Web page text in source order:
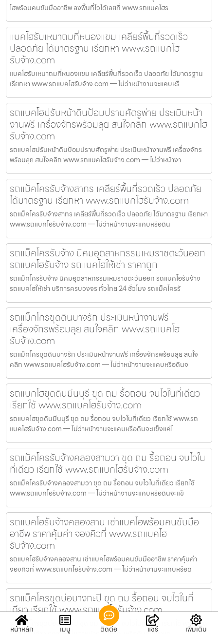
โฮพร้อมคนขับมืออาชีพ ลงพื้นที่ไวได้เลยที่ www.รถแบคโฮร
แบคโฮรับเหมาถมที่หนองแขม เคลียร์พื้นที่รวดเร็ว
ปลอดภัย ได้มาตรฐาน เรียกหา www.รถแบคโฮ
รับจ้าง.com
แบคโฮรับเหมาถมที่หนองแขม เคลียร์พื้นที่รวดเร็ว ปลอดภัย ได้มาตรฐาน
เรียกหา www.รถแบคโฮรับจ้าง.com — ไม่ว่าหน้างานจะแคบหรื
รถแบคโฮปรับหน้าดินป้อมปราบศัตรูพ่าย ประเมินหน้า
งานฟรี เครื่องจักรพร้อมลุย สนใจคลิก www.รถแบคโฮ
รับจ้าง.com
รถแบคโฮปรับหน้าดินป้อมปราบศัตรูพ่าย ประเมินหน้างานฟรี เครื่องจักร
พร้อมลุย สนใจคลิก www.รถแบคโฮรับจ้าง.com — ไม่ว่าหน้างา
รถแม็คโครรับจ้างสาทร เคลียร์พื้นที่รวดเร็ว ปลอดภัย
ได้มาตรฐาน เรียกหา www.รถแบคโฮรับจ้าง.com
รถแม็คโครรับจ้างสาทร เคลียร์พื้นที่รวดเร็ว ปลอดภัย ได้มาตรฐาน เรียกหา
www.รถแบคโฮรับจ้าง.com — ไม่ว่าหน้างานจะแคบหรือดิน
รถแม็คโครรับจ้าง นิคมอุตสาหกรรมเหมราชตะวันออก
รถแบคโฮรับจ้าง รถแบคโฮให้เช่า ราคาถูก
รถแม็คโครรับจ้าง นิคมอุตสาหกรรมเหมราชตะวันออก รถแบคโฮรับจ้าง
รถแบคโฮให้เช่า บริการครบวงจร ทั่วไทย 24 ชั่วโมง รถแม็คโครรั
รถแม็คโครขุดดินบางรัก ประเมินหน้างานฟรี
เครื่องจักรพร้อมลุย สนใจคลิก www.รถแบคโฮ
รับจ้าง.com
รถแม็คโครขุดดินบางรัก ประเมินหน้างานฟรี เครื่องจักรพร้อมลุย สนใจ
คลิก www.รถแบคโฮรับจ้าง.com — ไม่ว่าหน้างานจะแคบหรือดินจ
รถแบคโฮขุดดินมีนบุรี ขุด ถม รื้อถอน จบไวในที่เดียว
เรียกใช้ www.รถแบคโฮรับจ้าง.com
รถแบคโฮขุดดินมีนบุรี ขุด ถม รื้อถอน จบไวในที่เดียว เรียกใช้ www.รถ
แบคโฮรับจ้าง.com — ไม่ว่าหน้างานจะแคบหรือดินจะแข็งแค่ไ
รถแม็คโครรับจ้างคลองสามวา ขุด ถม รื้อถอน จบไวใน
ที่เดียว เรียกใช้ www.รถแบคโฮรับจ้าง.com
รถแม็คโครรับจ้างคลองสามวา ขุด ถม รื้อถอน จบไวในที่เดียว เรียกใช้
www.รถแบคโฮรับจ้าง.com — ไม่ว่าหน้างานจะแคบหรือดินจะแข็
รถแบคโฮรับจ้างคลองสาน เช่าแบคโฮพร้อมคนขับมือ
อาชีพ ราคาคุ้มค่า จองคิวที่ www.รถแบคโฮ
รับจ้าง.com
รถแบคโฮรับจ้างคลองสาน เช่าแบคโฮพร้อมคนขับมืออาชีพ ราคาคุ้มค่า
จองคิวที่ www.รถแบคโฮรับจ้าง.com — ไม่ว่าหน้างานจะแคบหรือด
รถแม็คโครขุดบ่อบางกะปิ ขุด ถม รื้อถอน จบไวในที่
เดียว เรียกใช้ www.รถแบคโฮรับจ้าง.com
รถแม็คโครขุดบ่อบางกะปิ ขุด ถม รื้อถอน จบไวในที่เดียว เรียกใช้ www.รถ
หน้าหลัก เมนู ติดต่อ แชร์ เพิ่มเติม